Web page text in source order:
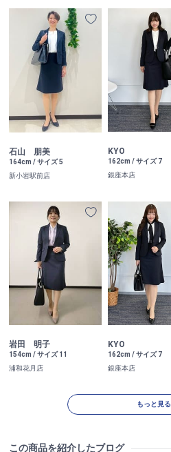
石山 朋美
164cm / サイズ 5
新小岩駅前店
KYO
162cm / サイズ 7
銀座本店
岩田 明子
154cm / サイズ 11
浦和花月店
KYO
162cm / サイズ 7
銀座本店
もっと見る
この商品を紹介したブログ